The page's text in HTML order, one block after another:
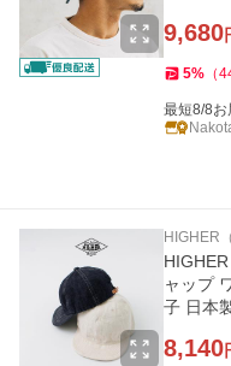
9,680
5% （
最短8/8お
HIGHER
ャップ
子 日本
8,140